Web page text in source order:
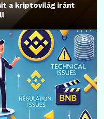
a kriptovilág iránt